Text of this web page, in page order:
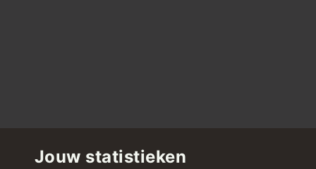
Jouw statistieken